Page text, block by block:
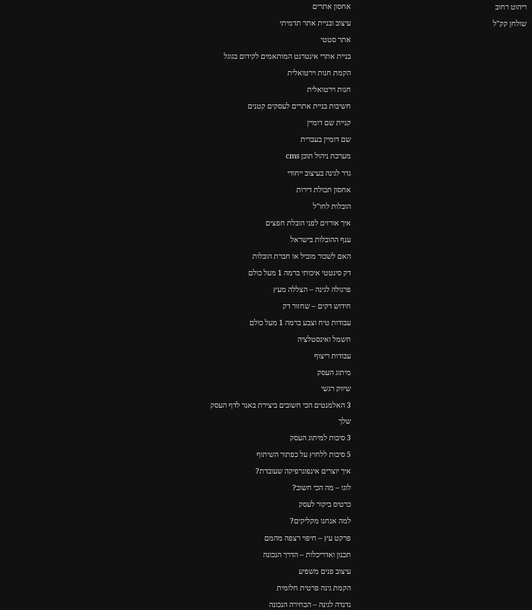
אחסון אתרים
עיצוב ובניית אתר תדמיתי
אתר סטטי
בניית אתרי אינטרנט המותאמים לקידום בגוגל
הקמת חנות וירטואלית
חנות וירטואלית
חשיבות בניית אתרים לעסקים קטנים
קניית שם דומיין
שם דומיין בעברית
מערכת ניהול תוכן cms
גדר לגינה בעיצוב ייחודי
אחסון תכולת דירות
הובלות לחו"ל
איך אורזים לפני הובלת חפצים
ענף ההובלות בישראל
האם לשכור מוביל או חברת הובלות
דק סינטטי איכותי ברמה 1 מעל כולם
פרגולה לגינה – הצללה מעץ
חידוש דקים – שחזור דק
עבודות טיח וצבע ברמה 1 מעל כולם
חשמל ואינסטלציה
עבודות ריצוף
מיתוג העסק
שיווק רגשי
3 האלמנטים הכי חשובים ביצירת באנר לדף העסק
שלך
3 סיבות למיתוג העסק
5 סיבות ללחוץ על כפתור השיתוף
איך יוצרים אינפוגרפיקה שעובדת?
לוגו – מה הכי חשוב?
כרטיס ביקור לעסק
למה אנחנו מקליקים?
פרקט עץ – חיפוי רצפה מהמם
תכנון ואדריכלות – הדרך הנכונה
עיצוב פנים משפיע
הקמת גינה פרטית חלומית
נדנדה לגינה – הבחירה הנכונה
ריהוט רחוב
שולחן קק"ל